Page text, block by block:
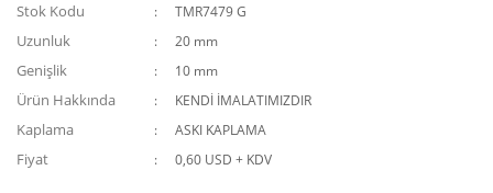
Stok Kodu TMR7479 G
Uzunluk 20 mm
Genişlik 10 mm
Ürün Hakkında KENDİ İMALATIMIZDIR
Kaplama ASKI KAPLAMA
Fiyat 0,60 USD + KDV